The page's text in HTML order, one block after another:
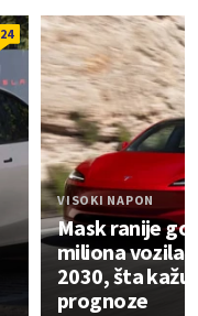
24
VISOKI NAPON
Mask ranije
miliona vozila
2030, šta
prognoze